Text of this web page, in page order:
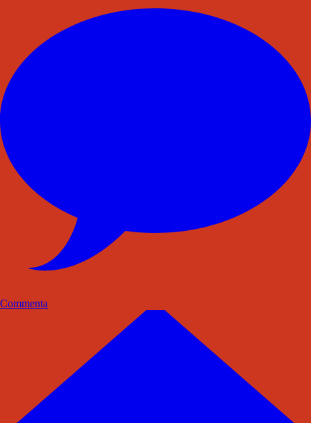
Commenta